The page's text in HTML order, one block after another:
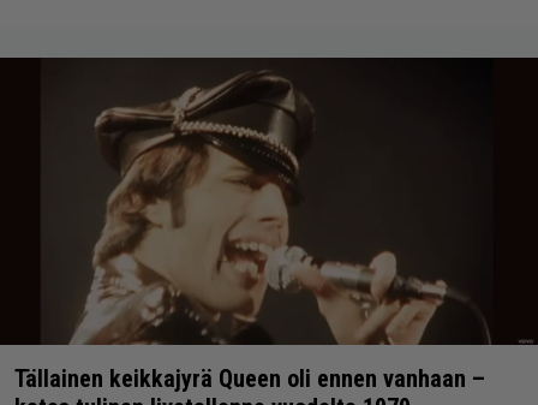
Tällainen keikkajyrä Queen oli ennen vanhaan –